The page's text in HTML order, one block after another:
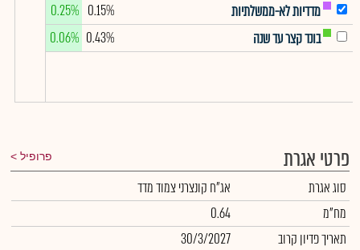
מדדיות לא-ממשלתיות
0.15%
0.25%
בונד קצר עד שנה
0.43%
0.06%
פרטי אגרת פרופיל
סוג אגרת
אג"ח קונצרני צמוד מדד
מח"מ
0.64
תאריך פדיון קרוב
30/3/2027